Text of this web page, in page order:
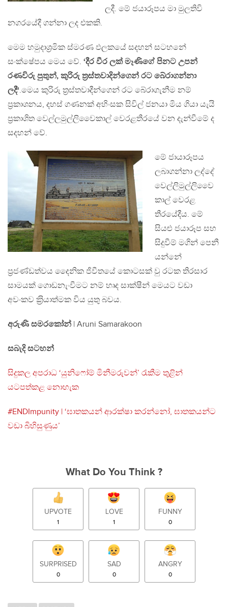
ලදී. මේ ජයාරූපය මා මුලතිවි
නගරයේදී ගන්නා ලද එකකි.
මෙම හමුදාශ‍්‍රමික ස්මරණ ඵලකයේ සදහන් සටහනේ
සංක්ෂේපය මෙය වේ. ‘දීර වීර ලක් මෑණිගේ පිනට උපන්
රණවිරු පුතුන්, කුරිරු ත‍්‍රස්තවාදින්ගෙන් රට බේරාගන්නා
ලදී‘.මෙය කුරිරු ත‍්‍රස්තවාදීන්ගෙන් රට බේරාගැනීම නම්
ප‍්‍රකාශනය, දහස් ගණනක් අහිංසක සිවිල් ජනයා මිය ගියා යැයි
ප‍්‍රකාශිත වෙල්ලමුල්ලිවෛකාල් වෙරළතීරයේ වන දැන්වීමේ ද
සදහන් වේ.
මේ ජායාරූපය
ලබාගන්නා ලද්දේ
වෙල්ලිමුල්ලිවෛ
කාල් වෙරළ
තීරයේදීය. මේ
සියළු ජයාරූප සහ
සිදුවීම් මගින් පෙනී
යන්නේ
ප‍්‍රජණ්ඩත්වය දෛනික ජිවීතයේ කොටසක් වු රටක තිරසාර
සාමයක් ගොඩනැංවීමට නම් හෘද සාක්ෂීන් මෙයට වඩා
අවංකව ක‍්‍රියාත්මක විය යුතු බවය.
අරුණි සමරකෝන් | Aruni Samarakoon
සබැදි සටහන්
සිදුකල අපරාධ ‘යුනිෆෝම් මිනීමරුවන්’ රැකීම තුළින්
යටපත්කළ නොහැක
#ENDImpunity | ‘ඝාතකයන් ආරක්ෂා කරන්නෝ, ඝාතකයන්ට
වඩා බිහිසුණුය’
What Do You Think ?
UPVOTE
1
LOVE
1
FUNNY
0
SURPRISED
0
SAD
0
ANGRY
0